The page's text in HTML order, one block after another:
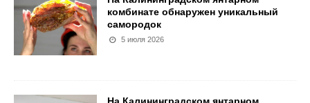
комбинате обнаружен уникальный
самородок
5 июля 2026